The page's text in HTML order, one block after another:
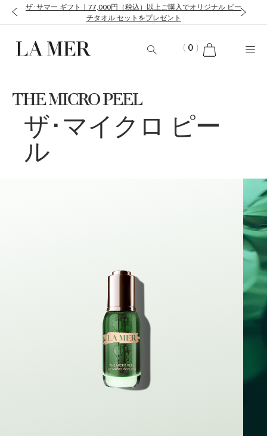
ザ･サマー ギフト｜77,000円（税込）以上ご購入でオリジナル ビー
チタオル セットをプレゼント
cart
( 0 )
THE MICRO PEEL
ザ･マイクロ ピー
ル